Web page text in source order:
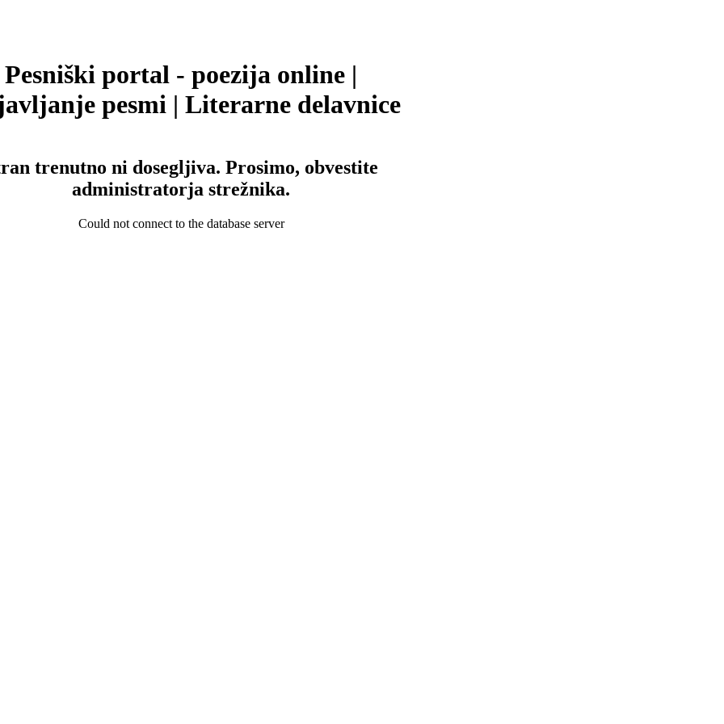
Pesniški portal - poezija online |
pesmi | Literarne delavnice
trenutno ni dosegljiva. Prosimo, obvestite
administratorja strežnika.
Could not connect to the database server